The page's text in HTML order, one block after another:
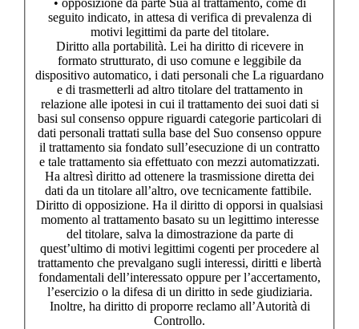
• opposizione da parte Sua al trattamento, come di
seguito indicato, in attesa di verifica di prevalenza di
motivi legittimi da parte del titolare.
Diritto alla portabilità. Lei ha diritto di ricevere in
formato strutturato, di uso comune e leggibile da
dispositivo automatico, i dati personali che La riguardano
e di trasmetterli ad altro titolare del trattamento in
relazione alle ipotesi in cui il trattamento dei suoi dati si
basi sul consenso oppure riguardi categorie particolari di
dati personali trattati sulla base del Suo consenso oppure
il trattamento sia fondato sull’esecuzione di un contratto
e tale trattamento sia effettuato con mezzi automatizzati.
Ha altresì diritto ad ottenere la trasmissione diretta dei
dati da un titolare all’altro, ove tecnicamente fattibile.
Diritto di opposizione. Ha il diritto di opporsi in qualsiasi
momento al trattamento basato su un legittimo interesse
del titolare, salva la dimostrazione da parte di
quest’ultimo di motivi legittimi cogenti per procedere al
trattamento che prevalgano sugli interessi, diritti e libertà
fondamentali dell’interessato oppure per l’accertamento,
l’esercizio o la difesa di un diritto in sede giudiziaria.
Inoltre, ha diritto di proporre reclamo all’Autorità di
Controllo.